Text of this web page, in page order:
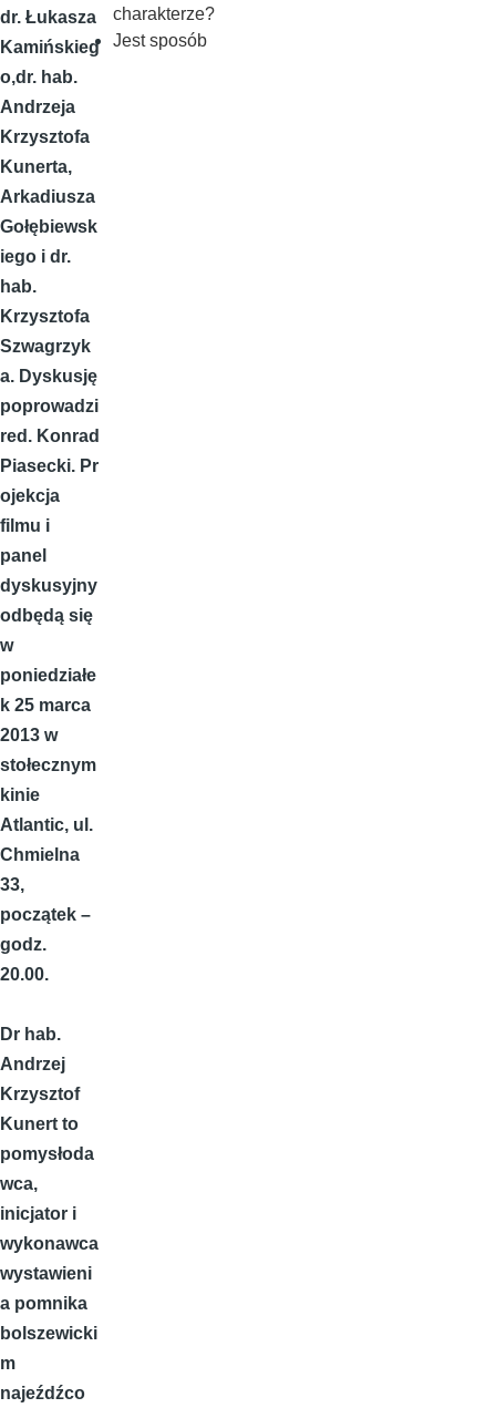
dr. Łukasza
Kamińskieg
o,dr. hab.
Andrzeja
Krzysztofa
Kunerta,
Arkadiusza
Gołębiewsk
iego i dr.
hab.
Krzysztofa
Szwagrzyk
a. Dyskusję
poprowadzi
red. Konrad
Piasecki. Pr
ojekcja
filmu i
panel
dyskusyjny
odbędą się
w
poniedziałe
k 25 marca
2013 w
stołecznym
kinie
Atlantic, ul.
Chmielna
33,
początek –
godz.
20.00.
Dr hab.
Andrzej
Krzysztof
Kunert to
pomysłoda
wca,
inicjator i
wykonawca
wystawieni
a pomnika
bolszewicki
m
najeźdźco
charakterze?
Jest sposób